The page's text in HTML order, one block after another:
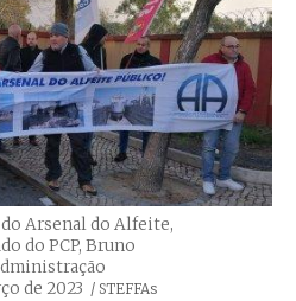
Arsenal do Alfeite,
do PCP, Bruno
de 2023 Créditos
/ STEFFAs